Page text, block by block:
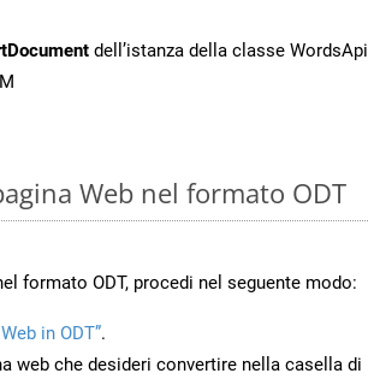
dell’istanza della classe WordsApi
Web nel formato ODT
formato ODT, procedi nel seguente modo:
in ODT”.
web che desideri convertire nella casella di